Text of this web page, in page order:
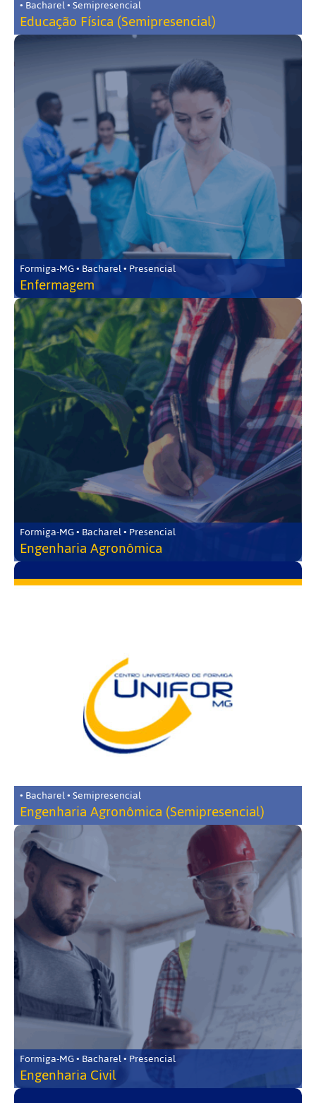
• Bacharel • Semipresencial
Educação Física (Semipresencial)
Formiga-MG • Bacharel • Presencial
Enfermagem
Formiga-MG • Bacharel • Presencial
Engenharia Agronômica
• Bacharel • Semipresencial
Engenharia Agronômica (Semipresencial)
Formiga-MG • Bacharel • Presencial
Engenharia Civil